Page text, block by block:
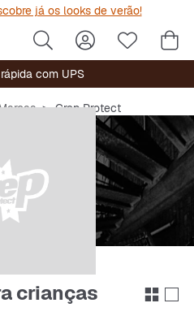
já os looks de verão!
com UPS
Crep Protect
crianças